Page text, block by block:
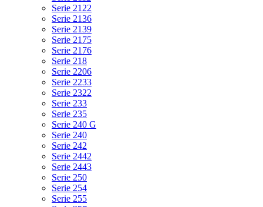
Serie 2122
Serie 2136
Serie 2139
Serie 2175
Serie 2176
Serie 218
Serie 2206
Serie 2233
Serie 2322
Serie 233
Serie 235
Serie 240 G
Serie 240
Serie 242
Serie 2442
Serie 2443
Serie 250
Serie 254
Serie 255